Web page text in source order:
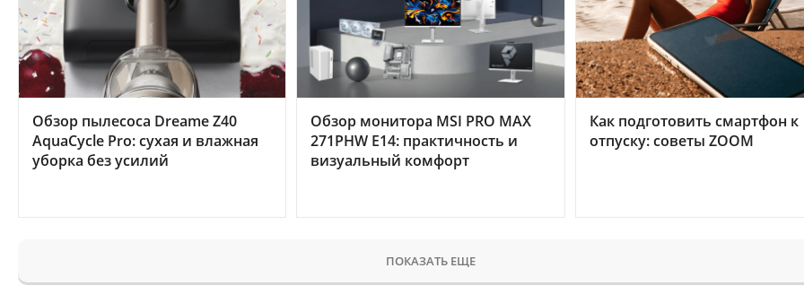
Обзор пылесоса Dreame Z40
AquaCycle Pro: сухая и влажная
уборка без усилий
Обзор монитора MSI PRO MAX
271PHW E14: практичность и
визуальный комфорт
Как подготовить смартфон к
отпуску: советы ZOOM
ПОКАЗАТЬ ЕЩЕ